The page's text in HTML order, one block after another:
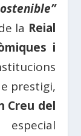
la Reial
i
prestigi,
Creu del